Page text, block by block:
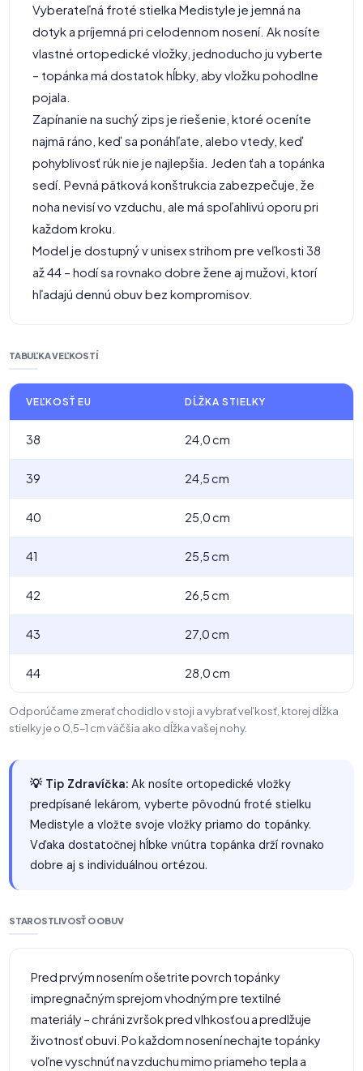
Vyberateľná froté stielka Medistyle je jemná na
dotyk a príjemná pri celodennom nosení. Ak nosíte
vlastné ortopedické vložky, jednoducho ju vyberte
– topánka má dostatok hĺbky, aby vložku pohodlne
pojala.
Zapínanie na suchý zips je riešenie, ktoré oceníte
najmä ráno, keď sa ponáhľate, alebo vtedy, keď
pohyblivosť rúk nie je najlepšia. Jeden ťah a topánka
sedí. Pevná pätková konštrukcia zabezpečuje, že
noha nevisí vo vzduchu, ale má spoľahlivú oporu pri
každom kroku.
Model je dostupný v unisex strihom pre veľkosti 38
až 44 – hodí sa rovnako dobre žene aj mužovi, ktorí
hľadajú dennú obuv bez kompromisov.
TABUĽKA VEĽKOSTÍ
VEĽKOSŤ EU DĹŽKA STIELKY
38 24,0 cm
39 24,5 cm
40 25,0 cm
41 25,5 cm
42 26,5 cm
43 27,0 cm
44 28,0 cm
Odporúčame zmerať chodidlo v stoji a vybrať veľkosť, ktorej dĺžka
stielky je o 0,5–1 cm väčšia ako dĺžka vašej nohy.
💡 Tip Zdravíčka: Ak nosíte ortopedické vložky
predpísané lekárom, vyberte pôvodnú froté stielku
Medistyle a vložte svoje vložky priamo do topánky.
Vďaka dostatočnej hĺbke vnútra topánka drží rovnako
dobre aj s individuálnou ortézou.
STAROSTLIVOSŤ O OBUV
Pred prvým nosením ošetrite povrch topánky
impregnačným sprejom vhodným pre textilné
materiály – chráni zvršok pred vlhkosťou a predlžuje
životnosť obuvi. Po každom nosení nechajte topánky
voľne vyschnúť na vzduchu mimo priameho tepla a